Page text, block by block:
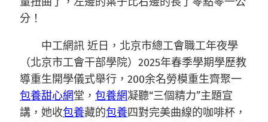
分！
中工網訊 近日，北京市總工會職工年夜學
（北京市工會干部學院）2025年春季學期學歷教
導重生開學儀式舉行，200余名勞模重生齊聚一
包養甜心網堂， 包養網凝聽“三個精力”主題宣
講，她收包養藏的包養四對完美曲線的咖啡杯，